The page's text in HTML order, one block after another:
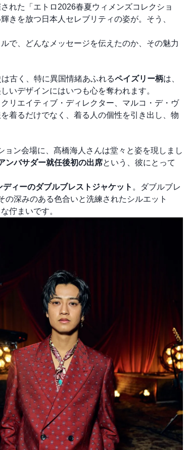
れた「エトロ2026春夏ウィメンズコレクショ
きを放つ日本人セレブリティの姿が。そう、
で、どんなメッセージを伝えたのか、その魅力
古く、特に異国情緒あふれるペイズリー柄は、
いデザインにはいつも心を奪われます。
リエイティブ・ディレクター、マルコ・デ・ヴ
着るだけでなく、着る人の個性を引き出し、物
ン会場に、髙橋海人さんは堂々と姿を現しまし
ンバサダー就任後初の出席という、彼にとって
ディーのダブルブレストジャケット 。ダブルブレ
深みのある色合いと洗練されたシルエット
佇まいです。